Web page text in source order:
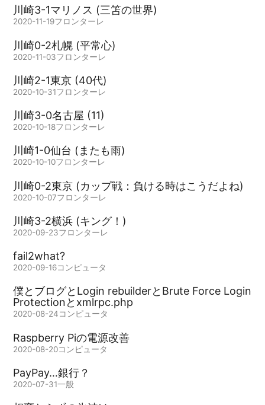
川崎3-1マリノス (三笘の世界)
2020-11-19フロンターレ
川崎0-2札幌 (平常心)
2020-11-03フロンターレ
川崎2-1東京 (40代)
2020-10-31フロンターレ
川崎3-0名古屋 (11)
2020-10-18フロンターレ
川崎1-0仙台 (またも雨)
2020-10-10フロンターレ
川崎0-2東京 (カップ戦：負ける時はこうだよね)
2020-10-07フロンターレ
川崎3-2横浜 (キング！)
2020-09-23フロンターレ
fail2what?
2020-09-16コンピュータ
僕とブログとLogin rebuilderとBrute Force Login
Protectionとxmlrpc.php
2020-08-24コンピュータ
Raspberry Piの電源改善
2020-08-20コンピュータ
PayPay…銀行？
2020-07-31一般